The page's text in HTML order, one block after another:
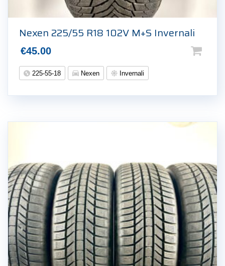
Nexen 225/55 R18 102V M+S Invernali
€45.00
225-55-18 Nexen Invernali